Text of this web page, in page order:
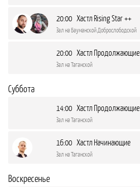
20:00 Хастл Rising Star ++
Зал на Бауманской Доброслободской
20:00 Хастл Продолжающие
Зал на Таганской
Суббота
14:00 Хастл Продолжающие
Зал на Таганской
16:00 Хастл Начинающие
Зал на Таганской
Воскресенье